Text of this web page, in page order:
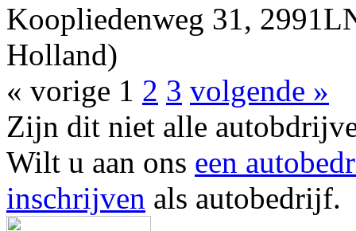
Koopliedenweg 31,
Holland)
« vorige 1 2 3 volgende »
Zijn dit niet alle
Wilt u aan ons een
inschrijven als autobedrijf.